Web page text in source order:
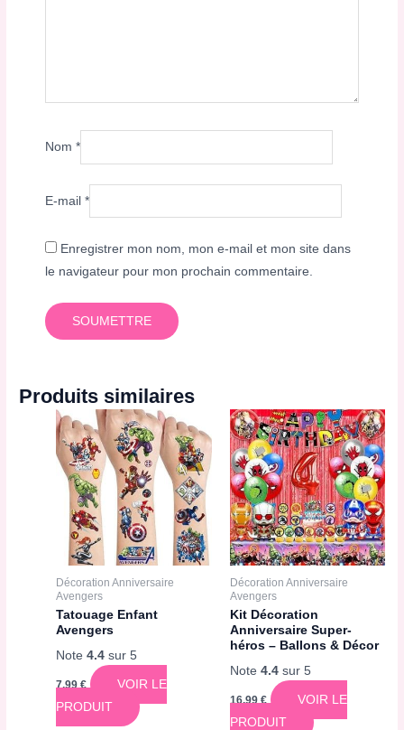
Nom*
E-mail*
Enregistrer mon nom, mon e-mail et mon site dans
le navigateur pour mon prochain commentaire.
Produits similaires
Décoration Anniversaire
Avengers
Tatouage Enfant
Avengers
Note4.4 sur 5
7,99€
VOIR LE
PRODUIT
Décoration Anniversaire
Avengers
Kit Décoration
Anniversaire Super-
héros – Ballons & Décor
Note 4.4sur 5
16,99€
VOIR LE
PRODUIT